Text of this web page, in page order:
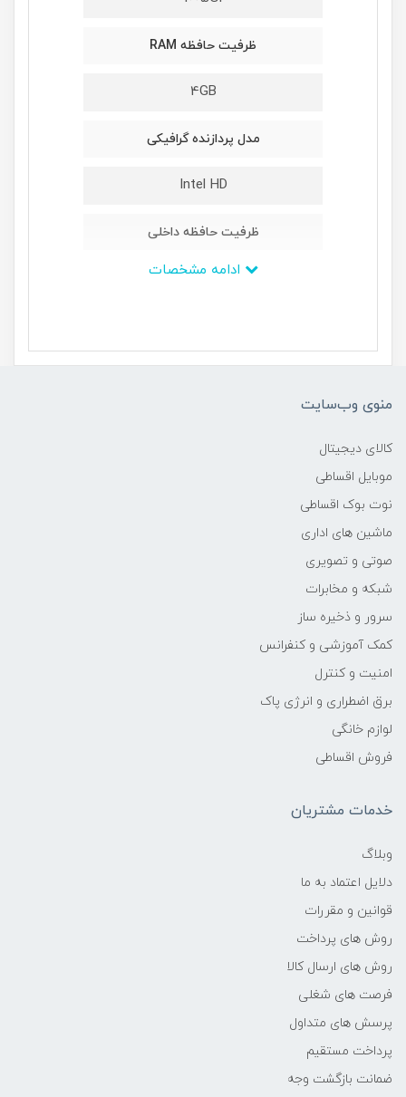
ظرفیت حافظه RAM
4GB
مدل پردازنده گرافیکی
Intel HD
ظرفیت حافظه داخلی
1TB
-
منوی وب‌سایت
کالای دیجیتال
موبایل اقساطی
نوت بوک اقساطی
ماشین های اداری
صوتی و تصویری
شبکه و مخابرات
سرور و ذخیره ساز
کمک آموزشی و کنفرانس
امنیت و کنترل
برق اضطراری و انرژی پاک
لوازم خانگی
فروش اقساطی
خدمات مشتریان
وبلاگ
دلایل اعتماد به ما
قوانین و مقررات
روش های پرداخت
روش های ارسال کالا
فرصت های شغلی
پرسش های متداول
پرداخت مستقیم
ضمانت بازگشت وجه